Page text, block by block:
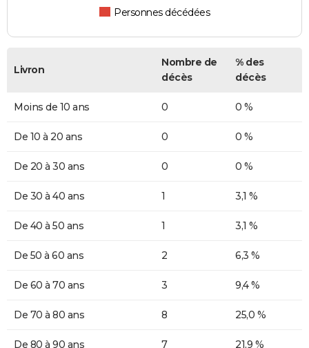
Personnes décédées
Livron
Nombre de
décès
% des
décès
Moins de 10 ans 0 0 %
De 10 à 20 ans 0 0 %
De 20 à 30 ans 0 0 %
De 30 à 40 ans 1 3,1 %
De 40 à 50 ans 1 3,1 %
De 50 à 60 ans 2 6,3 %
De 60 à 70 ans 3 9,4 %
De 70 à 80 ans 8 25,0 %
De 80 à 90 ans 7 21,9 %